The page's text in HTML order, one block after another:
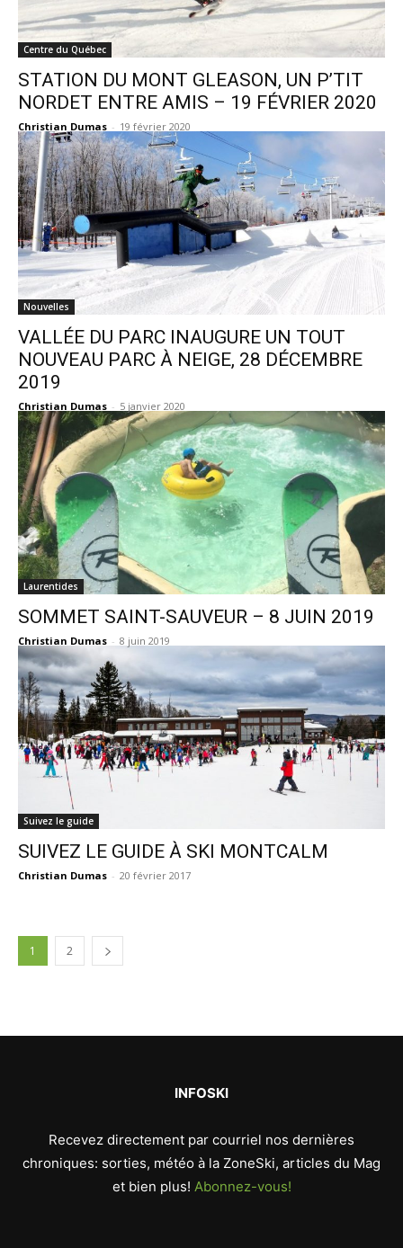
Centre du Québec
STATION DU MONT GLEASON, UN P’TIT
NORDET ENTRE AMIS – 19 FÉVRIER 2020
Christian Dumas - 19 février 2020
Nouvelles
VALLÉE DU PARC INAUGURE UN TOUT
NOUVEAU PARC À NEIGE, 28 DÉCEMBRE
2019
Christian Dumas - 5 janvier 2020
Laurentides
SOMMET SAINT-SAUVEUR – 8 JUIN 2019
Christian Dumas - 8 juin 2019
Suivez le guide
SUIVEZ LE GUIDE À SKI MONTCALM
Christian Dumas - 20 février 2017
1 2
INFOSKI
Recevez directement par courriel nos dernières
chroniques: sorties, météo à la ZoneSki, articles du Mag
et bien plus! Abonnez-vous!